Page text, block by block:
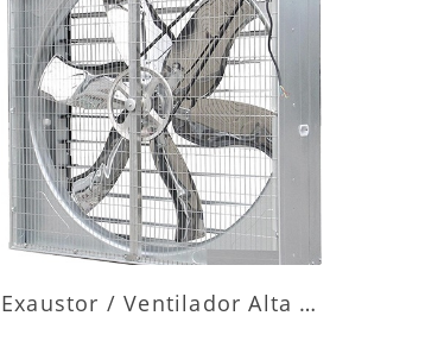
MAIS INFORMAÇÕES
Exaustor / Ventilador Alta Vazão